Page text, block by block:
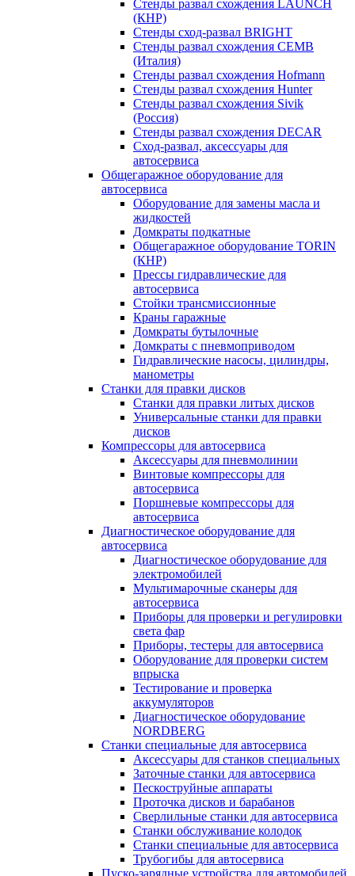
Стенды развал схождения LAUNCH
(КНР)
Стенды сход-развал BRIGHT
Стенды развал схождения CEMB
(Италия)
Стенды развал схождения Hofmann
Стенды развал схождения Hunter
Стенды развал схождения Sivik
(Россия)
Стенды развал схождения DECAR
Сход-развал, аксессуары для
автосервиса
Общегаражное оборудование для
автосервиса
Оборудование для замены масла и
жидкостей
Домкраты подкатные
Общегаражное оборудование TORIN
(КНР)
Прессы гидравлические для
автосервиса
Стойки трансмиссионные
Краны гаражные
Домкраты бутылочные
Домкраты с пневмоприводом
Гидравлические насосы, цилиндры,
манометры
Станки для правки дисков
Станки для правки литых дисков
Универсальные станки для правки
дисков
Компрессоры для автосервиса
Аксессуары для пневмолинии
Винтовые компрессоры для
автосервиса
Поршневые компрессоры для
автосервиса
Диагностическое оборудование для
автосервиса
Диагностическое оборудование для
электромобилей
Мультимарочные сканеры для
автосервиса
Приборы для проверки и регулировки
света фар
Приборы, тестеры для автосервиса
Оборудование для проверки систем
впрыска
Тестирование и проверка
аккумуляторов
Диагностическое оборудование
NORDBERG
Станки специальные для автосервиса
Аксессуары для станков специальных
Заточные станки для автосервиса
Пескоструйные аппараты
Проточка дисков и барабанов
Сверлильные станки для автосервиса
Станки обслуживание колодок
Станки специальные для автосервиса
Трубогибы для автосервиса
Пуско-зарядные устройства для автомобилей